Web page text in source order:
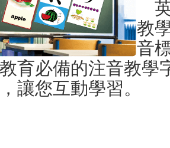
英
教
音
育必備的注音教學
讓您互動學習。